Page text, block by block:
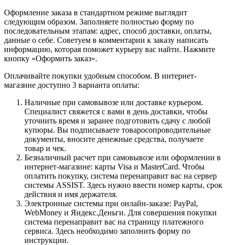
Оформление заказа в стандартном режиме выглядит
следующим образом. Заполняете полностью форму по
последовательным этапам: адрес, способ доставки, оплаты,
данные о себе. Советуем в комментарии к заказу написать
информацию, которая поможет курьеру вас найти. Нажмите
кнопку «Оформить заказ».
Оплачивайте покупки удобным способом. В интернет-
магазине доступно 3 варианта оплаты:
Наличные при самовывозе или доставке курьером.
Специалист свяжется с вами в день доставки, чтобы
уточнить время и заранее подготовить сдачу с любой
купюры. Вы подписываете товаросопроводительные
документы, вносите денежные средства, получаете
товар и чек.
Безналичный расчет при самовывозе или оформлении в
интернет-магазине: карты Visa и MasterCard. Чтобы
оплатить покупку, система перенаправит вас на сервер
системы ASSIST. Здесь нужно ввести номер карты, срок
действия и имя держателя.
Электронные системы при онлайн-заказе: PayPal,
WebMoney и Яндекс.Деньги. Для совершения покупки
система перенаправит вас на страницу платежного
сервиса. Здесь необходимо заполнить форму по
инструкции.